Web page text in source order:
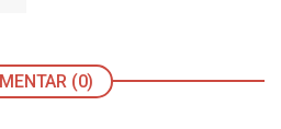
(0)